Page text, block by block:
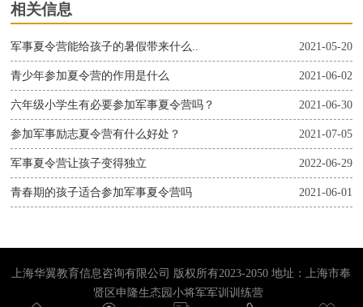
相关信息
2021-05-20
军事夏令营能给孩子的暑假带来什么..
2021-06-02
青少年参加夏令营的作用是什么
2021-06-30
六年级小学生有必要参加军事夏令营吗？
2021-07-05
参加军事励志夏令营有什么好处？
2022-06-29
军事夏令营让孩子变得独立
2021-06-01
青春期的孩子适合参加军事夏令营吗
上海华翼教育信息咨询有限公司 版权所有2023-2050 地址：上海市奉
贤区申隆生态园小将军军训训练营